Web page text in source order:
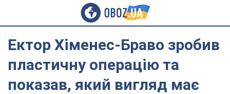
Ектор Хіменес-Браво зробив
пластичну операцію та
показав, який вигляд має